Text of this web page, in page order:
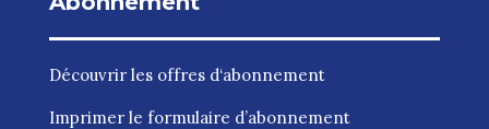
Découvrir les offres d‘abonnement
Imprimer le formulaire d’abonnement